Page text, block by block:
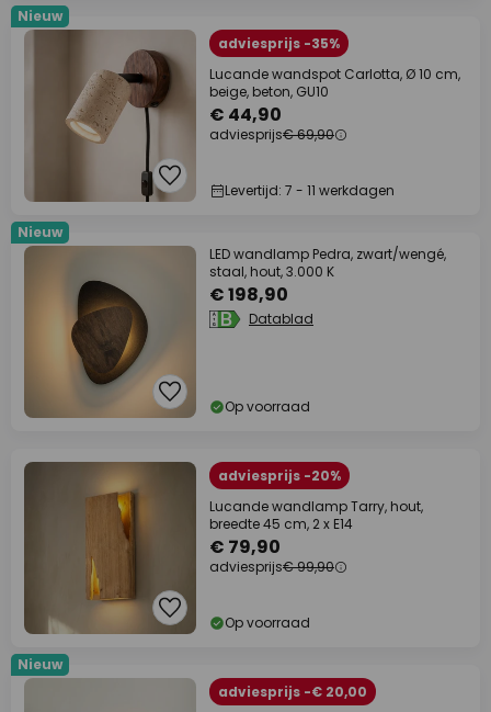
Nieuw
adviesprijs -35%
Lucande wandspot Carlotta, Ø 10 cm,
beige, beton, GU10
€ 44,90
adviesprijs€ 69,90
Levertijd: 7 - 11 werkdagen
Nieuw
LED wandlamp Pedra, zwart/wengé,
staal, hout, 3.000 K
€ 198,90
Datablad
Op voorraad
adviesprijs -20%
Lucande wandlamp Tarry, hout,
breedte 45 cm, 2 x E14
€ 79,90
adviesprijs€ 99,90
Op voorraad
Nieuw
adviesprijs -€ 20,00